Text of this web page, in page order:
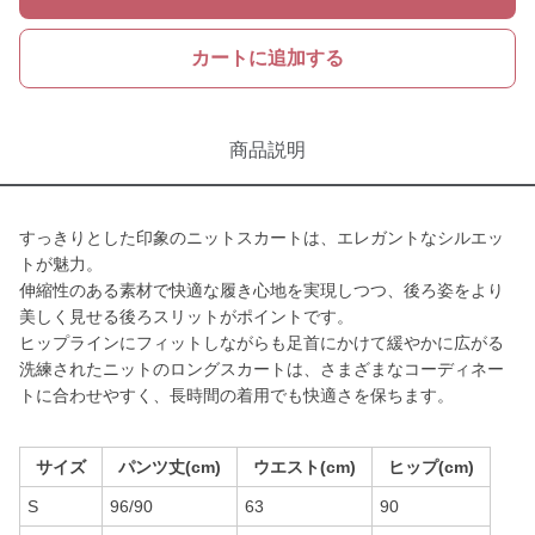
カートに追加する
商品説明
すっきりとした印象のニットスカートは、エレガントなシルエッ
トが魅力。
伸縮性のある素材で快適な履き心地を実現しつつ、後ろ姿をより
美しく見せる後ろスリットがポイントです。
ヒップラインにフィットしながらも足首にかけて緩やかに広がる
洗練されたニットのロングスカートは、さまざまなコーディネー
トに合わせやすく、長時間の着用でも快適さを保ちます。
サイズ パンツ丈(cm) ウエスト(cm) ヒップ(cm)
S 96/90 63 90